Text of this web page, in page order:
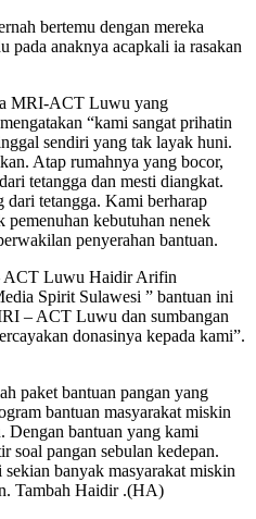
bertemu dengan mereka
pada anaknya acapkali ia rasakan
MRI-ACT Luwu yang
“kami sangat prihatin
sendiri yang tak layak huni.
Atap rumahnya yang bocor,
tetangga dan mesti diangkat.
tetangga. Kami berharap
pemenuhan kebutuhan nenek
penyerahan bantuan.
ACT Luwu Haidir Arifin
Spirit Sulawesi ” bantuan ini
– ACT Luwu dan sumbangan
donasinya kepada kami”.
paket bantuan pangan yang
bantuan masyarakat miskin
bantuan yang kami
soal pangan sebulan kedepan.
banyak masyarakat miskin
Tambah Haidir .(HA)